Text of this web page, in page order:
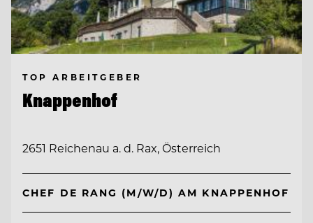
TOP ARBEITGEBER
Knappenhof
2651 Reichenau a. d. Rax, Österreich
CHEF DE RANG (M/W/D) AM KNAPPENHOF